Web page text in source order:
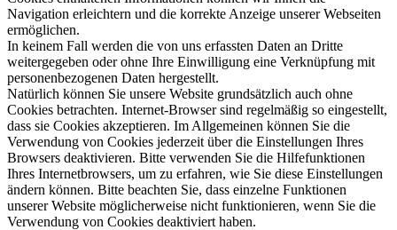
Navigation erleichtern und die korrekte Anzeige unserer Webseiten
ermöglichen.
In keinem Fall werden die von uns erfassten Daten an Dritte
weitergegeben oder ohne Ihre Einwilligung eine Verknüpfung mit
personenbezogenen Daten hergestellt.
Natürlich können Sie unsere Website grundsätzlich auch ohne
Cookies betrachten. Internet-Browser sind regelmäßig so eingestellt,
dass sie Cookies akzeptieren. Im Allgemeinen können Sie die
Verwendung von Cookies jederzeit über die Einstellungen Ihres
Browsers deaktivieren. Bitte verwenden Sie die Hilfefunktionen
Ihres Internetbrowsers, um zu erfahren, wie Sie diese Einstellungen
ändern können. Bitte beachten Sie, dass einzelne Funktionen
unserer Website möglicherweise nicht funktionieren, wenn Sie die
Verwendung von Cookies deaktiviert haben.